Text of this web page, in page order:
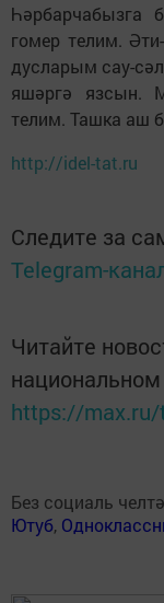
Һәрбарчабызга
гомер телим.
дусларым сау-
яшәргә язсын.
телим. Ташка аш
http://idel-tat.ru
Следите за
Telegram-
Читайте
https://
Без социаль
Ютуб,